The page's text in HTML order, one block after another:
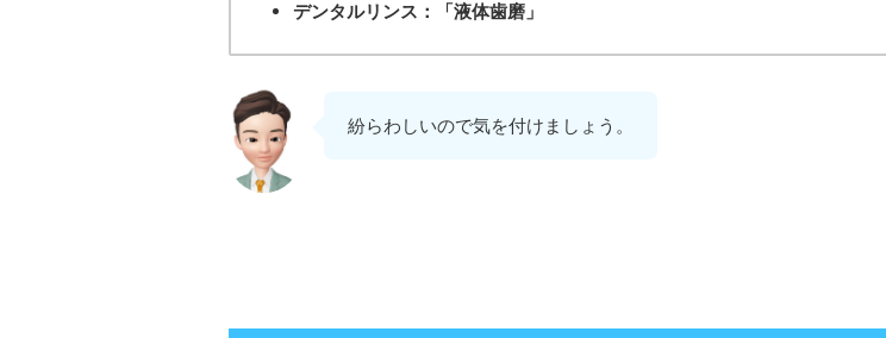
デンタルリンス：「液体歯磨」
紛らわしいので気を付けましょう。